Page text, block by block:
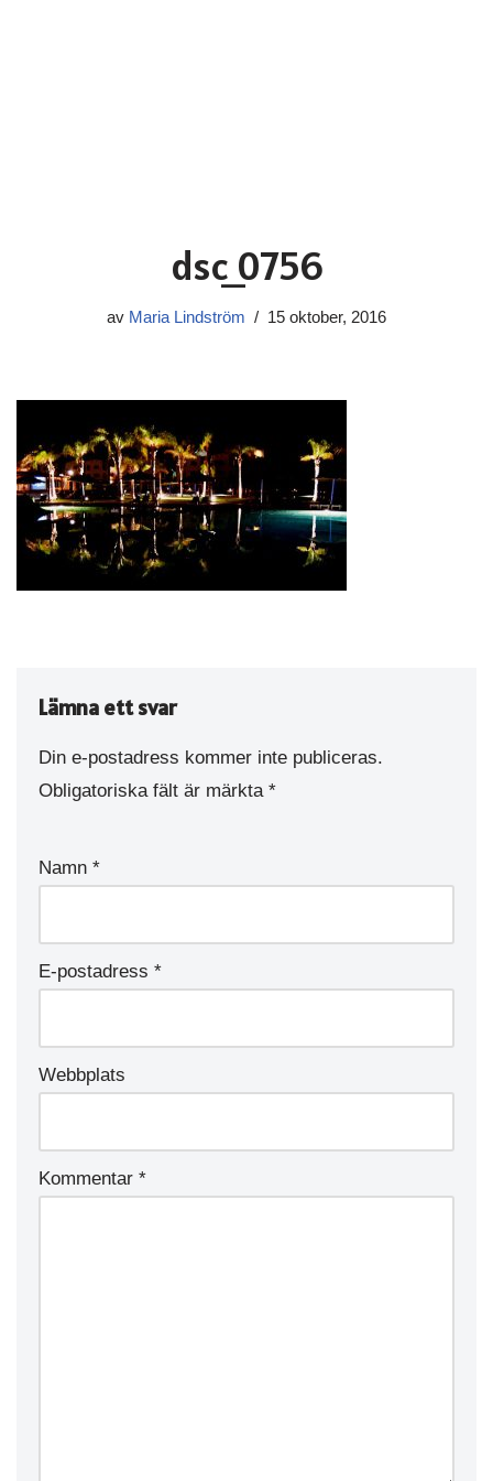
dsc_0756
av Maria Lindström 15 oktober, 2016
Lämna ett svar
Din e-postadress kommer inte publiceras.
Obligatoriska fält är märkta *
Namn *
E-postadress *
Webbplats
Kommentar *